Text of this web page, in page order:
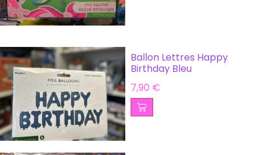
Ballon Lettres Happy
Birthday Bleu
7,90 €